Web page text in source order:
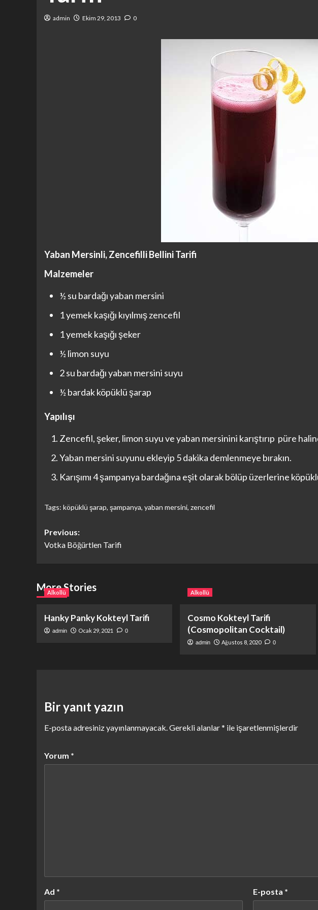
admin Ekim 29, 2013 0
Yaban Mersinli, Zencefilli Bellini Tarifi
Malzemeler
½ su bardağı yaban mersini
1 yemek kaşığı kıyılmış zencefil
1 yemek kaşığı şeker
½ limon suyu
2 su bardağı yaban mersini suyu
½ bardak köpüklü şarap
Yapılışı
Zencefil, şeker, limon suyu ve yaban mersinini karıştırıp püre
Yaban mersini suyunu ekleyip 5 dakika demlenmeye bırakın.
Karışımı 4 şampanya bardağına eşit olarak bölüp üzerlerine
Tags: köpüklü şarap, şampanya, yaban mersini, zencefil
Post
navigation
Previous:
Votka Böğürtlen Tarifi
More Stories
Alkollü
Hanky Panky Kokteyl Tarifi
admin Ocak 29, 2021 0
Alkollü
Cosmo Kokteyl Tarifi
(Cosmopolitan Cocktail)
admin Ağustos 8, 2020 0
Bir yanıt yazın
E-posta adresiniz yayınlanmayacak.Gerekli alanlar* ile işaretlenmişlerdir
Yorum *
Ad * E-posta *